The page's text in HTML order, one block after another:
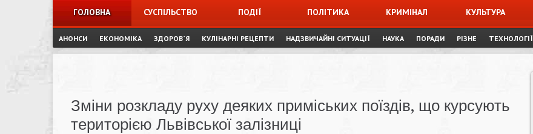
ГОЛОВНА СУСПІЛЬСТВО ПОДІЇ ПОЛІТИКА КРИМІНАЛ КУЛЬТУРА
АНОНСИ ЕКОНОМІКА ЗДОРОВ`Я КУЛІНАРНІ РЕЦЕПТИ НАДЗВИЧАЙНІ СИТУАЦІЇ НАУКА ПОРАДИ РІЗНЕ ТЕХНОЛОГІЇ
Зміни розкладу руху деяких приміських поїздів, що курсують
територією Львівської залізниці